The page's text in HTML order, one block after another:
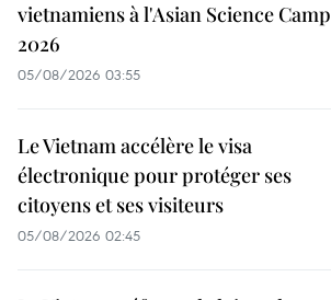
vietnamiens à l'Asian Science Camp
2026
05/08/2026 03:55
Le Vietnam accélère le visa
électronique pour protéger ses
citoyens et ses visiteurs
05/08/2026 02:45